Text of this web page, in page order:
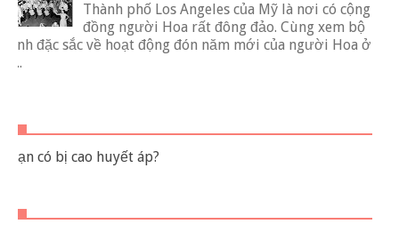
Thành phố Los Angeles của Mỹ là nơi có cộng
đồng người Hoa rất đông đảo. Cùng xem bộ
ảnh đặc sắc về hoạt động đón năm mới của người Hoa ở
t...
Bạn có bị cao huyết áp?